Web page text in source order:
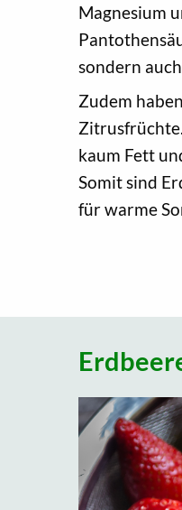
Magnesium
sondern
Zudem
kaum Fett
Somit sind
für warme